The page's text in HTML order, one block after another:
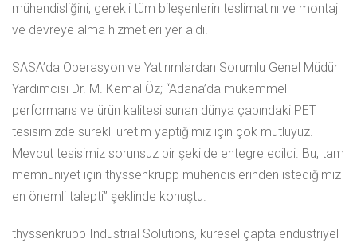
mühendisliğini, gerekli tüm bileşenlerin teslimatını ve montaj
ve devreye alma hizmetleri yer aldı.
SASA’da Operasyon ve Yatırımlardan Sorumlu Genel Müdür
Yardımcısı Dr. M. Kemal Öz; “Adana’da mükemmel
performans ve ürün kalitesi sunan dünya çapındaki PET
tesisimizde sürekli üretim yaptığımız için çok mutluyuz.
Mevcut tesisimiz sorunsuz bir şekilde entegre edildi. Bu, tam
memnuniyet için thyssenkrupp mühendislerinden istediğimiz
en önemli talepti” şeklinde konuştu.
thyssenkrupp Industrial Solutions, küresel çapta endüstriyel